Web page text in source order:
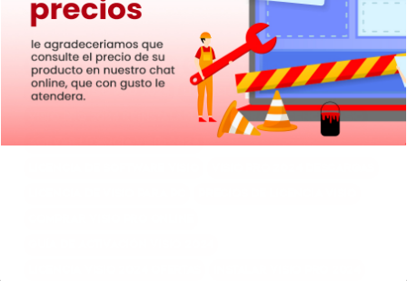
empresa.
licencia Visio Pro 2024
comprar Visio Pro 2024
activar Visio Pro 2024
licencia para 1 PC
Visio Pro 2024 reinstalable
comprar licencia Visio
activar licencia Visio 2024